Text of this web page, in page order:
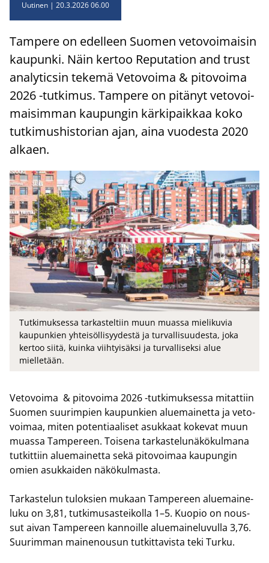
Uutinen 20.3.2026 06.00
Tam­pe­re on edel­leen Suo­men ve­to­voi­mai­sin
kau­pun­ki. Näin ker­too Re­pu­ta­tion and trust
ana­ly­tic­sin te­ke­mä Ve­to­voi­ma & pi­to­voi­ma
2026 -​tutkimus. Tam­pe­re on pi­tä­nyt ve­to­voi­
mai­sim­man kau­pun­gin kär­ki­paik­kaa koko
tut­ki­mus­his­to­rian ajan, aina vuo­des­ta 2020
al­kaen.
Tutkimuksessa tarkasteltiin muun muassa mielikuvia
kaupunkien yhteisöllisyydestä ja turvallisuudesta, joka
kertoo siitä, kuinka viihtyisäksi ja turvalliseksi alue
mielletään.
Ve­to­voi­ma & pi­to­voi­ma 2026 -​tutkimuksessa mi­tat­tiin
Suo­men suu­rim­pien kau­pun­kien alue­mai­net­ta ja ve­to­
voi­maa, miten po­ten­ti­aa­li­set asuk­kaat ko­ke­vat muun
muas­sa Tam­pe­reen. Toi­se­na tar­kas­te­lu­nä­kö­kul­ma­na
tut­kit­tiin alue­mai­net­ta sekä pi­to­voi­maa kau­pun­gin
omien asuk­kai­den nä­kö­kul­mas­ta.
Tar­kas­te­lun tu­lok­sien mu­kaan Tam­pe­reen alue­mai­ne­
lu­ku on 3,81, tut­ki­musas­tei­kol­la 1–5. Kuo­pio on nous­
sut aivan Tam­pe­reen kan­noil­le alue­mai­ne­lu­vul­la 3,76.
Suu­rim­man mai­ne­nousun tut­kit­ta­vis­ta teki Turku.